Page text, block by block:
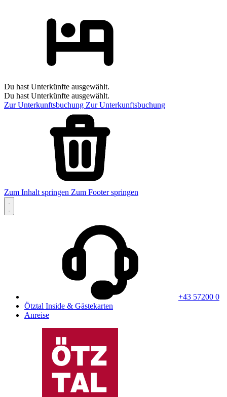
Du hast Unterkünfte ausgewählt.
Du hast Unterkünfte ausgewählt.
Zur Unterkunftsbuchung Zur Unterkunftsbuchung
Zum Inhalt springen Zum Footer springen
+43 57200 0
Ötztal Inside & Gästekarten
Anreise